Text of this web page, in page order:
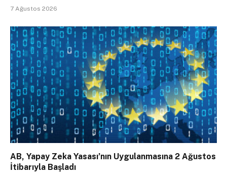
7 Ağustos 2026
AB, Yapay Zeka Yasası’nın Uygulanmasına 2 Ağustos
İtibarıyla Başladı